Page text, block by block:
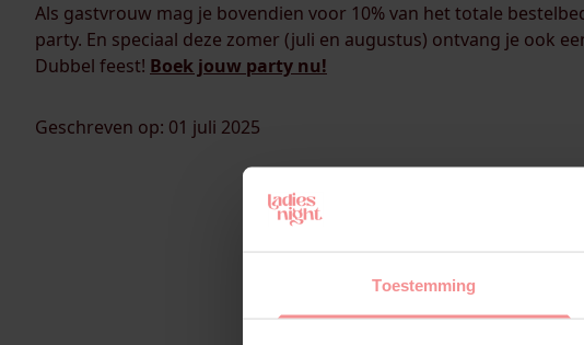
Toestemming
Als gastvrouw mag je bovendien voor 10% van het totale
party. En speciaal deze zomer (juli en augustus) ontvang je ook
Dubbel feest! Boek jouw party nu!
Geschreven op: 01 juli 2025